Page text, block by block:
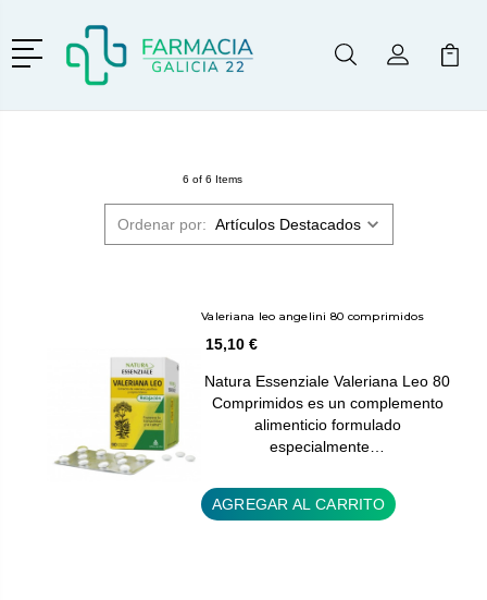
Menú
BuscarMi Cuenta
Mi
6 of 6 Items
Ordenar por:
Valeriana leo angelini 80 comprimidos
15,10 €
Natura Essenziale Valeriana Leo 80
Comprimidos es un complemento
alimenticio formulado
especialmente…
AGREGAR AL CARRITO